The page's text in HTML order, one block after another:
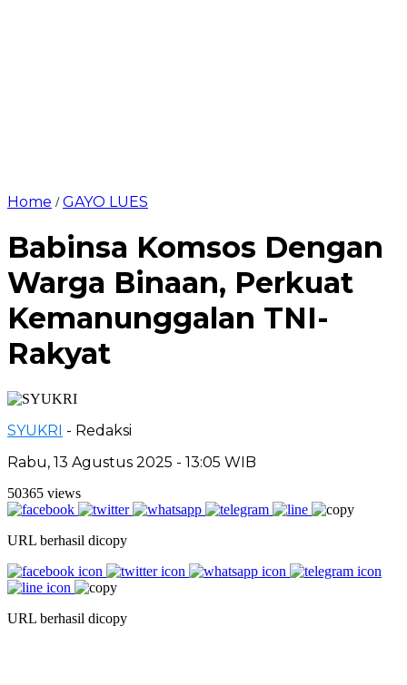
Home /GAYO LUES
Babinsa Komsos Dengan
Warga Binaan, Perkuat
Kemanunggalan TNI-
Rakyat
SYUKRI - Redaksi
Rabu, 13 Agustus 2025 - 13:05 WIB
50365 views
URL berhasil dicopy
URL berhasil dicopy